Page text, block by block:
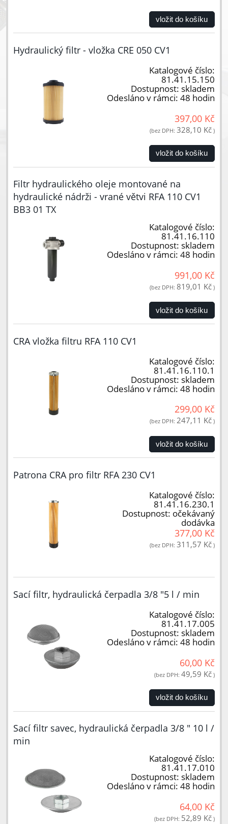
vložit do košíku
Hydraulický filtr - vložka CRE 050 CV1
Katalogové číslo:
81.41.15.150
Dostupnost: skladem
Odesláno v rámci: 48 hodin
397,00 Kč
(bez DPH: 328,10 Kč )
vložit do košíku
Filtr hydraulického oleje montované na
hydraulické nádrži - vrané větvi RFA 110 CV1
BB3 01 TX
Katalogové číslo:
81.41.16.110
Dostupnost: skladem
Odesláno v rámci: 48 hodin
991,00 Kč
(bez DPH: 819,01 Kč )
vložit do košíku
CRA vložka filtru RFA 110 CV1
Katalogové číslo:
81.41.16.110.1
Dostupnost: skladem
Odesláno v rámci: 48 hodin
299,00 Kč
(bez DPH: 247,11 Kč )
vložit do košíku
Patrona CRA pro filtr RFA 230 CV1
Katalogové číslo:
81.41.16.230.1
Dostupnost: očekávaný
dodávka
377,00 Kč
(bez DPH: 311,57 Kč )
Sací filtr, hydraulická čerpadla 3/8 "5 l / min
Katalogové číslo:
81.41.17.005
Dostupnost: skladem
Odesláno v rámci: 48 hodin
60,00 Kč
(bez DPH: 49,59 Kč )
vložit do košíku
Sací filtr savec, hydraulická čerpadla 3/8 " 10 l /
min
Katalogové číslo:
81.41.17.010
Dostupnost: skladem
Odesláno v rámci: 48 hodin
64,00 Kč
(bez DPH: 52,89 Kč )